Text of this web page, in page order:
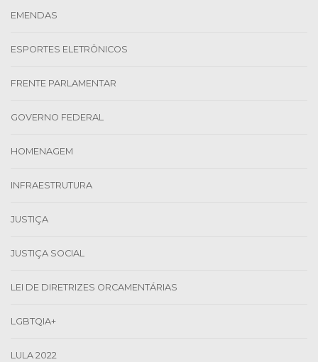
EMENDAS
ESPORTES ELETRÔNICOS
FRENTE PARLAMENTAR
GOVERNO FEDERAL
HOMENAGEM
INFRAESTRUTURA
JUSTIÇA
JUSTIÇA SOCIAL
LEI DE DIRETRIZES ORCAMENTÁRIAS
LGBTQIA+
LULA 2022